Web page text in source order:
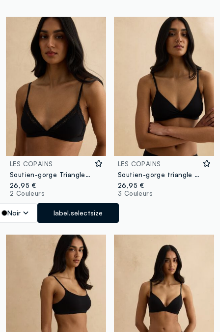
LES COPAINS
Soutien-gorge Triangle Noir avec Détails en Dentelle
26,95 €
2 Couleurs
Noir label.selectsize
LES COPAINS
Soutien-gorge triangle noir sans rembourrage
26,95 €
3 Couleurs